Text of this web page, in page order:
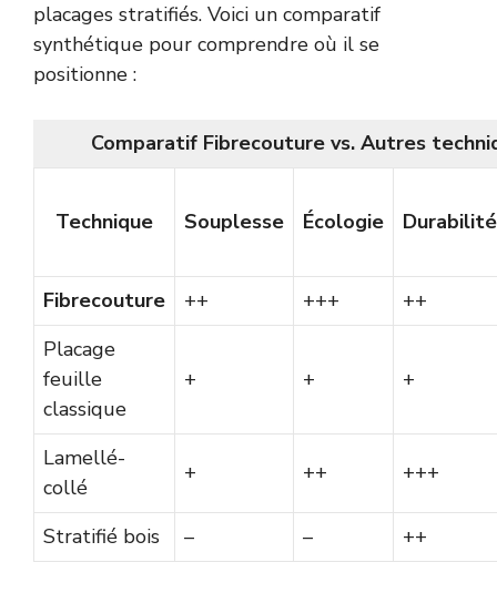
placages stratifiés. Voici un comparatif
synthétique pour comprendre où il se
positionne :
Comparatif Fibrecouture vs. Autres
Technique Souplesse Écologie Durabilité
Fibrecouture ++ +++
++
Placage
feuille
classique
+ + +
Lamellé-
collé
+ ++ +++
Stratifié bois – – ++